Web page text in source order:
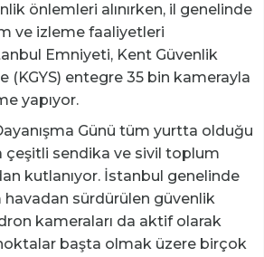
önlemleri alınırken, il genelinde
ve izleme faaliyetleri
Emniyeti, Kent Güvenlik
(KGYS) entegre 35 bin kamerayla
yapıyor.
Günü tüm yurtta olduğu
çeşitli sendika ve sivil toplum
kutlanıyor. İstanbul genelinde
havadan sürdürülen güvenlik
kameraları da aktif olarak
başta olmak üzere birçok